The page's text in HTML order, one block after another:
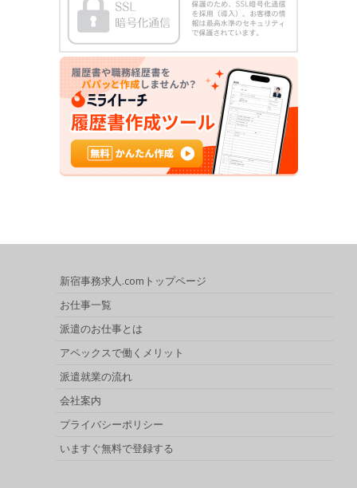
新宿事務求人.comトップページ
お仕事一覧
派遣のお仕事とは
アペックスで働くメリット
派遣就業の流れ
会社案内
プライバシーポリシー
いますぐ無料で登録する